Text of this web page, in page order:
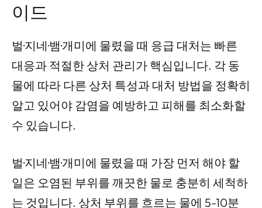
이드
벌·지네·뱀·개미에 물렸을 때 응급 대처는 빠른
대응과 적절한 상처 관리가 핵심입니다. 각 동
물에 따라 다른 상처 특성과 대처 방법을 정확히
알고 있어야 감염을 예방하고 피해를 최소화할
수 있습니다.
벌·지네·뱀·개미에 물렸을 때 가장 먼저 해야 할
일은 오염된 부위를 깨끗한 물로 충분히 세척하
는 것입니다. 상처 부위를 흐르는 물에 5-10분